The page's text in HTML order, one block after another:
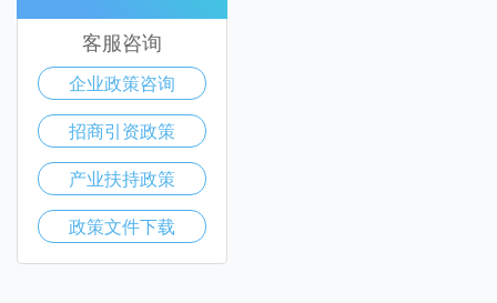
客服咨询
企业政策咨询
招商引资政策
产业扶持政策
政策文件下载